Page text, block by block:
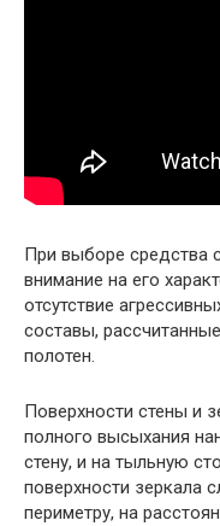
При выборе средства
внимание на его
отсутствие
составы,
полотен.
Поверхности стены и
полного высыхания
стену, и на тыльную
поверхности зеркала
периметру, на